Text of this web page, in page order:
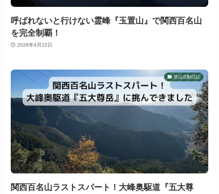
呼ばれないと行けない霊峰『玉置山』で関西百名山
を完全制覇！
2026年4月22日
登山活動日記
関西百名山ラストスパート！大峰奥駆道『五大尊